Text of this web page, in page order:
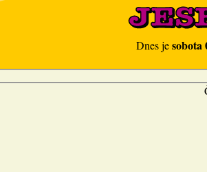
Dnes jesobota